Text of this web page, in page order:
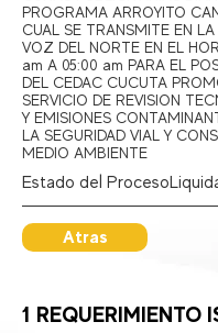
PROGRAMA ARROYITO
CUAL SE TRANSMITE EN
VOZ DEL NORTE EN EL
am A 05:00 am PARA EL
DEL CEDAC CUCUTA
SERVICIO DE REVISION
Y EMISIONES
LA SEGURIDAD VIAL Y
MEDIO AMBIENTE
Estado del Proceso:
Atras
1 REQUERIMIENTO